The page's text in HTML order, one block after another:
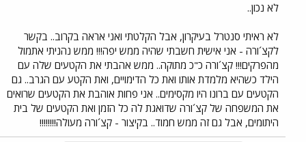
לא נכון..
לא ראיתי סנטרל בעיקרון, אבל הקלטתי ואני אראה בקרוב.. בקשר
לקצ´ורה - אני אישית חשבתי שהיה ממש יפה!!! ממש נהניתי אתמול
מהפרקים!!! קצ´ורה כ"כ מתוקה.. ממש אהבתי את הקטעים שלה עם
הילד כשהיא מלמדת אותו ואת כל הדימויים, ואת הקטע עם הגרב.. גם
הקטעים עם ברונו היו מקסימים.. אני פחות אוהבת את הקטעים שרואים
את המשפחה של קצ´ורה שדואגת לה כל הזמן ואת הקטעים של בית
היתומים, אבל גם זה ממש חמוד.. בקיצור - קצ´ורה מעולה!!!!!!!!